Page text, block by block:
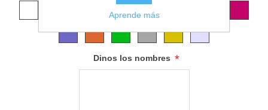
Dinos los nombres *
Aprende más